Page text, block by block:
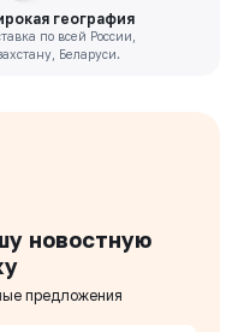
география
по всей России,
Беларуси.
новостную
предложения